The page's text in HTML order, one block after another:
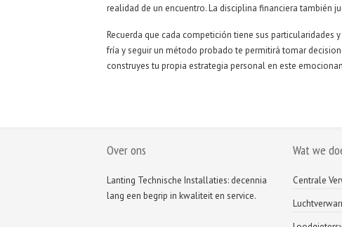
realidad de un encuentro. La disciplina financiera también
Recuerda que cada competición tiene sus particularidades
fría y seguir un método probado te permitirá tomar
construyes tu propia estrategia personal en este
Over ons
Lanting Technische Installaties: decennia
lang een begrip in kwaliteit en service.
Wat we
Centrale